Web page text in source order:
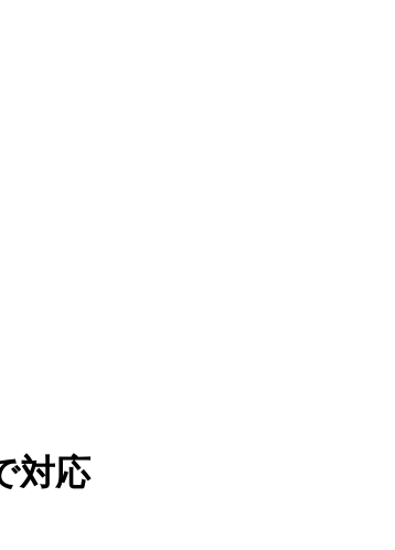
対応